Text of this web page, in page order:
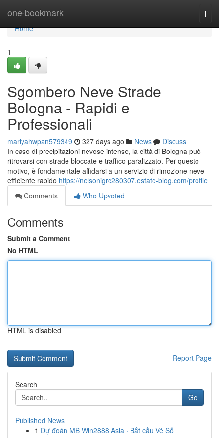
one-bookmark
Home
Home
1
Sgombero Neve Strade
Bologna - Rapidi e
Professionali
mariyahwpan579349 327 days ago News
Discuss
In caso di precipitazioni nevose intense, la città di Bologna può
ritrovarsi con strade bloccate e traffico paralizzato. Per questo
motivo, è fondamentale affidarsi a un servizio di rimozione neve
efficiente rapido https://nelsonigrc280307.estate-blog.com/profile
Comments
Who Upvoted
Comments
Submit a Comment
No HTML
HTML is disabled
Report Page
Search
Go
Published News
1 Dự đoán MB Win2888 Asia · Bắt cầu Vé Số